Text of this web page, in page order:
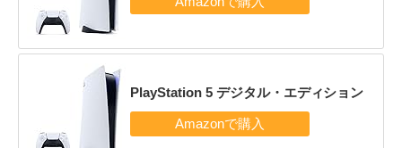
PlayStation 5 デジタル・エディション